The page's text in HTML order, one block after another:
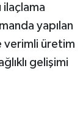
ilaçlama
yapılan
verimli üretim
gelişimi